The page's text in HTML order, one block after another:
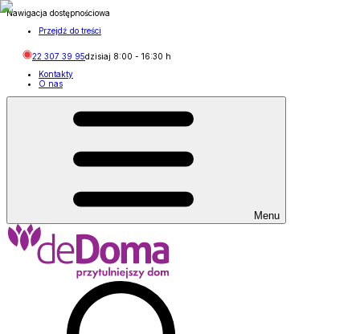
Nawigacja dostępnościowa
Przejdź do treści
22 307 39 95dzisiaj 8:00 - 16:30 h
Kontakty
O nas
Menu